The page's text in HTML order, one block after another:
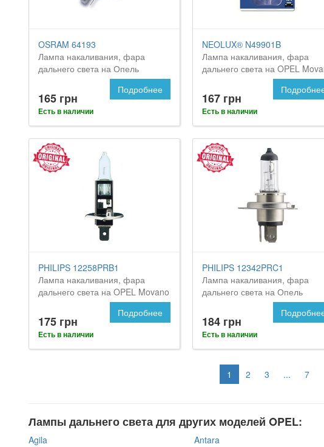
OSRAM 64193
Лампа накаливания, фара
дальнего света на Опель
165 грн
Есть в наличии
Подробнее
NEOLUX® N49901B
Лампа накаливания, фара
дальнего света на OPEL
167 грн
Есть в наличии
PHILIPS 12258PRB1
Лампа накаливания, фара
дальнего света на OPEL Movano
175 грн
Есть в наличии
Подробнее
PHILIPS 12342PRC1
Лампа накаливания, фара
дальнего света на Опель
184 грн
Есть в наличии
1 2 3 ... 7
Лампы дальнего света для других моделей OPEL:
Agila Antara